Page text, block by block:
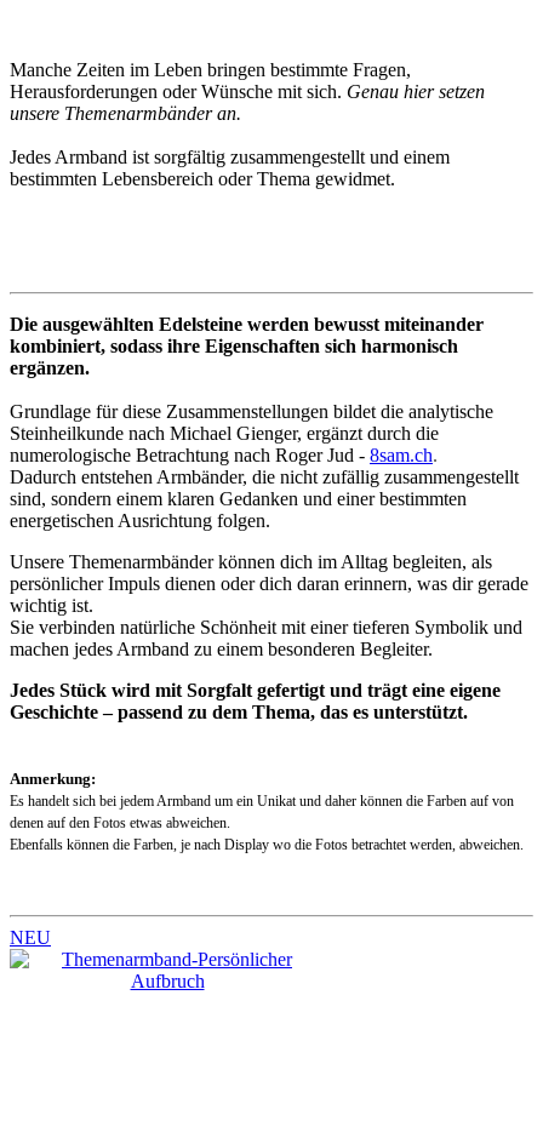
Manche Zeiten im Leben bringen bestimmte Fragen,
Herausforderungen oder Wünsche mit sich. Genau hier setzen
unsere Themenarmbänder an.
Jedes Armband ist sorgfältig zusammengestellt und einem
bestimmten Lebensbereich oder Thema gewidmet.
Die ausgewählten Edelsteine werden bewusst miteinander
kombiniert, sodass ihre Eigenschaften sich harmonisch
ergänzen.
Grundlage für diese Zusammenstellungen bildet die analytische
Steinheilkunde nach Michael Gienger, ergänzt durch die
numerologische Betrachtung nach Roger Jud - 8sam.ch.
Dadurch entstehen Armbänder, die nicht zufällig zusammengestellt
sind, sondern einem klaren Gedanken und einer bestimmten
energetischen Ausrichtung folgen.
Unsere Themenarmbänder können dich im Alltag begleiten, als
persönlicher Impuls dienen oder dich daran erinnern, was dir gerade
wichtig ist.
Sie verbinden natürliche Schönheit mit einer tieferen Symbolik und
machen jedes Armband zu einem besonderen Begleiter.
Jedes Stück wird mit Sorgfalt gefertigt und trägt eine eigene
Geschichte – passend zu dem Thema, das es unterstützt.
Anmerkung:
Es handelt sich bei jedem Armband um ein Unikat und daher können die Farben auf von
denen auf den Fotos etwas abweichen.
Ebenfalls können die Farben, je nach Display wo die Fotos betrachtet werden, abweichen.
NEU